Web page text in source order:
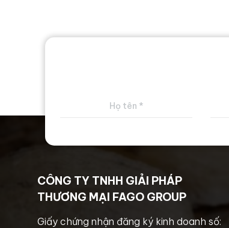
CÔNG TY TNHH GIẢI PHÁP
THƯƠNG MẠI FAGO GROUP
Giấy chứng nhận đăng ký kinh doanh số: